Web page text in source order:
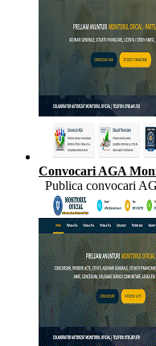
Convocari AGA
Publica convocari